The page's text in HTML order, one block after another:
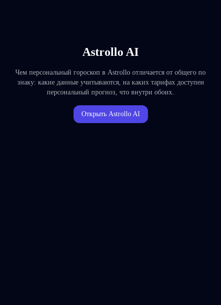
Astrollo AI
Чем персональный гороскоп в Astrollo отличается от общего по
знаку: какие данные учитываются, на каких тарифах доступен
персональный прогноз, что внутри обоих.
Открыть Astrollo AI